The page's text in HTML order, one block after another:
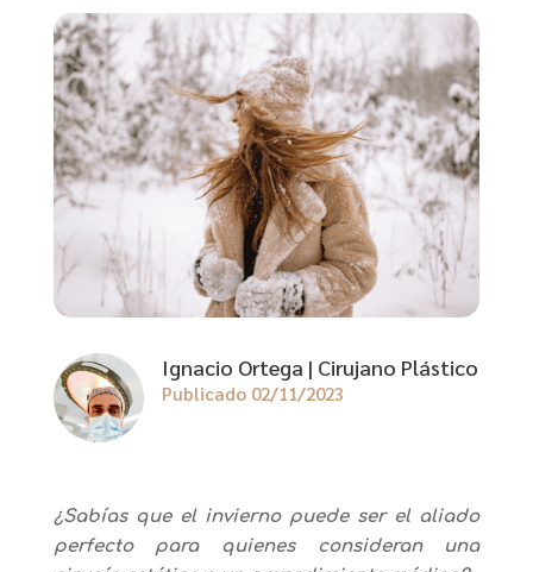
Ignacio Ortega | Cirujano Plástico
Publicado 02/11/2023
¿Sabías que el invierno puede ser el aliado
perfecto para quienes consideran una